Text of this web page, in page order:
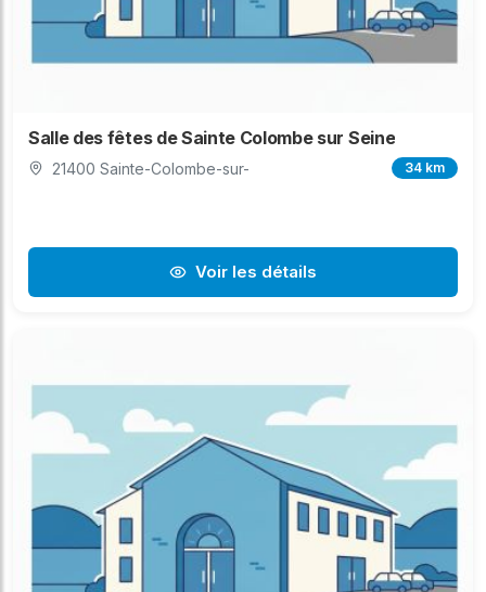
Salle des fêtes de Sainte Colombe sur Seine
21400 Sainte-Colombe-sur- 34 km
Voir les détails